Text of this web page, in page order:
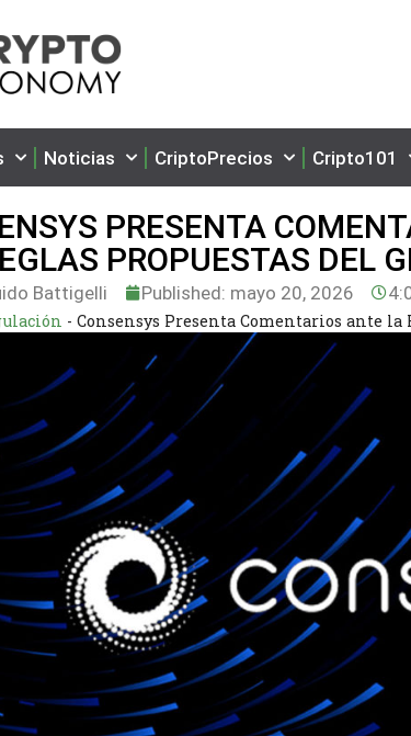
Noticias CriptoPrecios Cripto101
PRESENTA
PROPUESTAS DEL
Battigelli Published: mayo 20, 2026
- Consensys Presenta Comentarios ante la